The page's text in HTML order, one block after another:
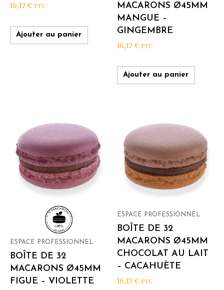
16,17 € TTC
Ajouter au panier
MACARONS Ø45MM
MANGUE –
GINGEMBRE
16,17 € TTC
Ajouter au panier
ESPACE PROFESSIONNEL
BOÎTE DE 32
MACARONS Ø45MM
FIGUE – VIOLETTE
ESPACE PROFESSIONNEL
BOÎTE DE 32
MACARONS Ø45MM
CHOCOLAT AU LAIT
– CACAHUÈTE
16,17 € TTC